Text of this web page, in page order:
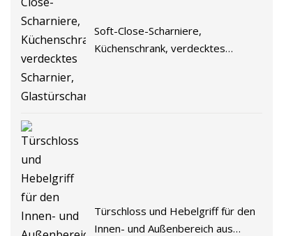
Soft-Close-Scharniere,
Küchenschrank, verdecktes
Türschloss und Hebelgriff für den
Innen- und Außenbereich aus